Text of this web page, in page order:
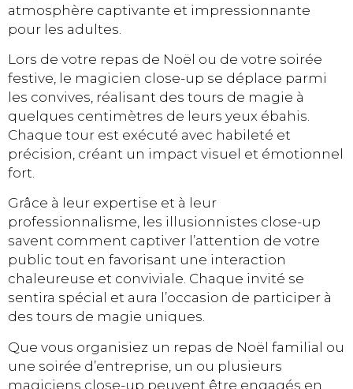
atmosphère captivante et impressionnante
pour les adultes.
Lors de votre repas de Noël ou de votre soirée
festive, le magicien close-up se déplace parmi
les convives, réalisant des tours de magie à
quelques centimètres de leurs yeux ébahis.
Chaque tour est exécuté avec habileté et
précision, créant un impact visuel et émotionnel
fort.
Grâce à leur expertise et à leur
professionnalisme, les illusionnistes close-up
savent comment captiver l’attention de votre
public tout en favorisant une interaction
chaleureuse et conviviale. Chaque invité se
sentira spécial et aura l’occasion de participer à
des tours de magie uniques.
Que vous organisiez un repas de Noël familial ou
une soirée d’entreprise, un ou plusieurs
magiciens close-up peuvent être engagés en